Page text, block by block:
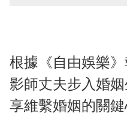
根據《自由娛樂
影師丈夫步入婚
享維繫婚姻的關